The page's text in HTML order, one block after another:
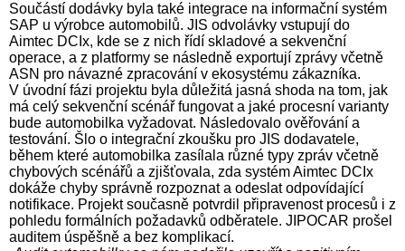
Součástí dodávky byla také integrace na informační systém
SAP u výrobce automobilů. JIS odvolávky vstupují do
Aimtec DCIx, kde se z nich řídí skladové a sekvenční
operace, a z platformy se následně exportují zprávy včetně
ASN pro návazné zpracování v ekosystému zákazníka.
V úvodní fázi projektu byla důležitá jasná shoda na tom, jak
má celý sekvenční scénář fungovat a jaké procesní varianty
bude automobilka vyžadovat. Následovalo ověřování a
testování. Šlo o integrační zkoušku pro JIS dodavatele,
během které automobilka zasílala různé typy zpráv včetně
chybových scénářů a zjišťovala, zda systém Aimtec DCIx
dokáže chyby správně rozpoznat a odeslat odpovídající
notifikace. Projekt současně potvrdil připravenost procesů i z
pohledu formálních požadavků odběratele. JIPOCAR prošel
auditem úspěšně a bez komplikací.